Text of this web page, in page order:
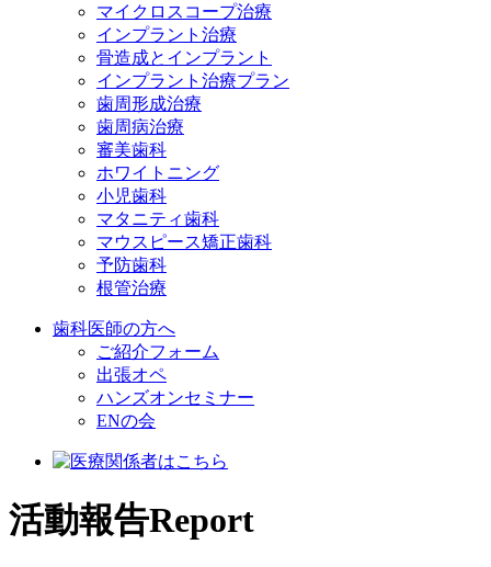
マイクロスコープ治療
インプラント治療
骨造成とインプラント
インプラント治療プラン
歯周形成治療
歯周病治療
審美歯科
ホワイトニング
小児歯科
マタニティ歯科
マウスピース矯正歯科
予防⻭科
根管治療
歯科医師の方へ
ご紹介フォーム
出張オペ
ハンズオンセミナー
ENの会
活動報告Report